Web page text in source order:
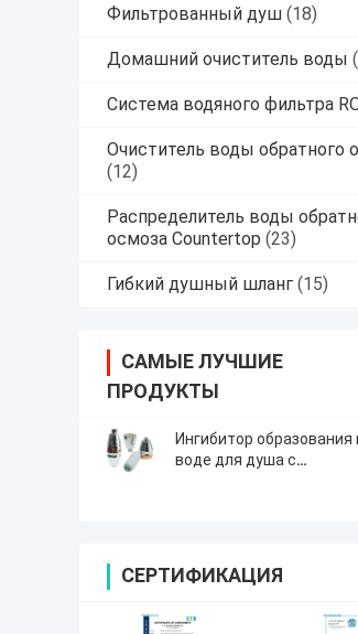
Фильтрованный душ (18)
Домашний очиститель воды
Система водяного фильтра
Очиститель воды обратного
(12)
Распределитель воды
осмоза Countertop (23)
Гибкий душный шланг (15)
САМЫЕ ЛУЧШИЕ
ПРОДУКТЫ
Ингибитор образования
воде для душа с
СЕРТИФИКАЦИЯ